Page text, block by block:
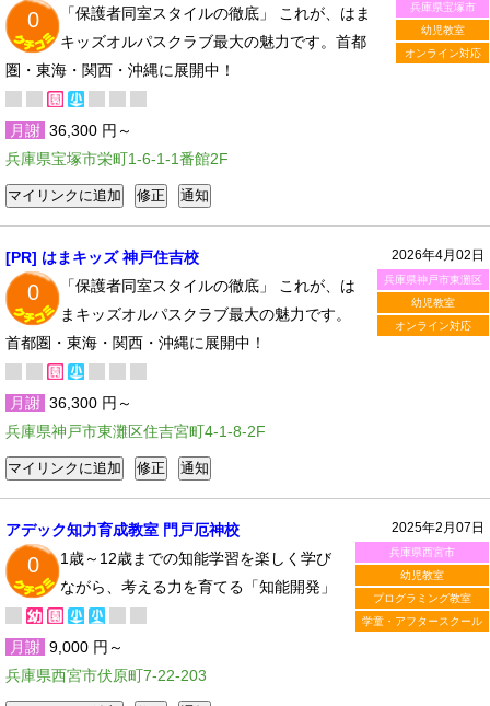
兵庫県宝塚市
幼児教室
オンライン対応
0
「保護者同室スタイルの徹底」 これが、はま
キッズオルパスクラブ最大の魅力です。首都
圏・東海・関西・沖縄に展開中！
月謝 36,300 円～
兵庫県宝塚市栄町1-6-1-1番館2F
2026年4月02日
兵庫県神戸市東灘区
幼児教室
オンライン対応
[PR] はまキッズ 神戸住吉校
0
「保護者同室スタイルの徹底」 これが、は
まキッズオルパスクラブ最大の魅力です。
首都圏・東海・関西・沖縄に展開中！
月謝 36,300 円～
兵庫県神戸市東灘区住吉宮町4-1-8-2F
2025年2月07日
兵庫県西宮市
幼児教室
プログラミング教室
学童・アフタースクール
アデック知力育成教室 門戸厄神校
0
1歳～12歳までの知能学習を楽しく学び
ながら、考える力を育てる「知能開発」
月謝 9,000 円～
兵庫県西宮市伏原町7-22-203